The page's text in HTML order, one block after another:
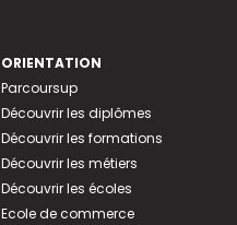
ORIENTATION
Parcoursup
Découvrir les diplômes
Découvrir les formations
Découvrir les métiers
Découvrir les écoles
Ecole de commerce